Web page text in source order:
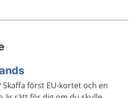
EU-kortet och en